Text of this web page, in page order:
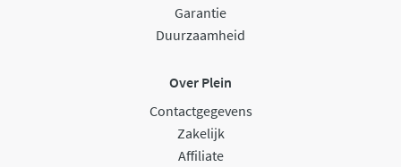
Garantie
Duurzaamheid
Over Plein
Contactgegevens
Zakelijk
Affiliate